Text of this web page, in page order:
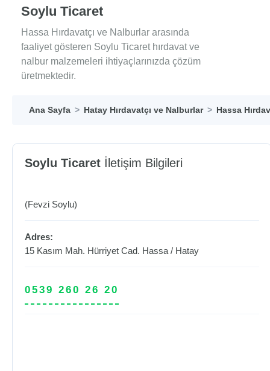
Soylu Ticaret
Hassa Hırdavatçı ve Nalburlar arasında
faaliyet gösteren Soylu Ticaret hırdavat ve
nalbur malzemeleri ihtiyaçlarınızda çözüm
üretmektedir.
Ana Sayfa Hatay Hırdavatçı ve Nalburlar Hassa
Soylu Ticaret İletişim Bilgileri
(Fevzi Soylu)
Adres:
15 Kasım Mah. Hürriyet Cad. Hassa / Hatay
0539 260 26 20